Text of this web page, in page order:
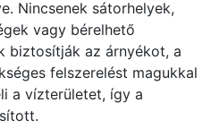
Nincsenek sátorhelyek,
vagy bérelhető
biztosítják az árnyékot, a
felszerelést magukkal
a vízterületet, így a